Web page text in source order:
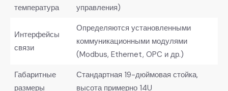
температура
управления)
Интерфейсы
связи
Определяются установленными
коммуникационными модулями
(Modbus, Ethernet, OPC и др.)
Габаритные
размеры
Стандартная 19-дюймовая стойка,
высота примерно 14U